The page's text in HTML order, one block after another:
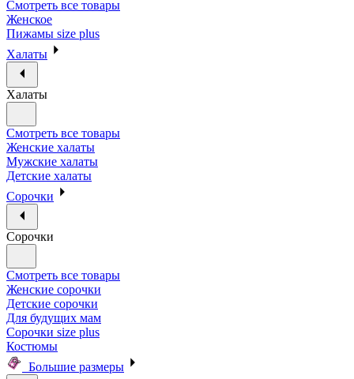
Смотреть все товары
Женское
Пижамы size plus
Халаты
Халаты
Смотреть все товары
Женские халаты
Мужские халаты
Детские халаты
Сорочки
Сорочки
Смотреть все товары
Женские сорочки
Детские сорочки
Для будущих мам
Сорочки size plus
Костюмы
Большие размеры